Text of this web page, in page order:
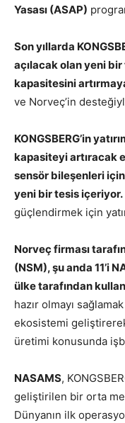
Yasası (ASAP)
Son yıllarda
açılacak olan yeni bir
kapasitesini
ve Norveç’in
KONGSBERG’in
kapasiteyi artıracak
sensör bileşenleri
yeni bir tesis içeriyor.
güçlendirmek için
Norveç firması
(NSM), şu anda 11’i
ülke tarafından
hazır olmayı
ekosistemi
üretimi konusunda
NASAMS,
geliştirilen bir orta
Dünyanın ilk